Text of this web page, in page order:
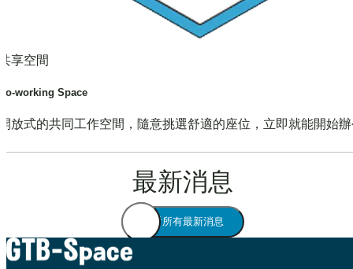
享空間
working Space
放式的共同工作空間，隨意挑選舒適的座位，立即就能開始
最新消息
查看所有最新消息